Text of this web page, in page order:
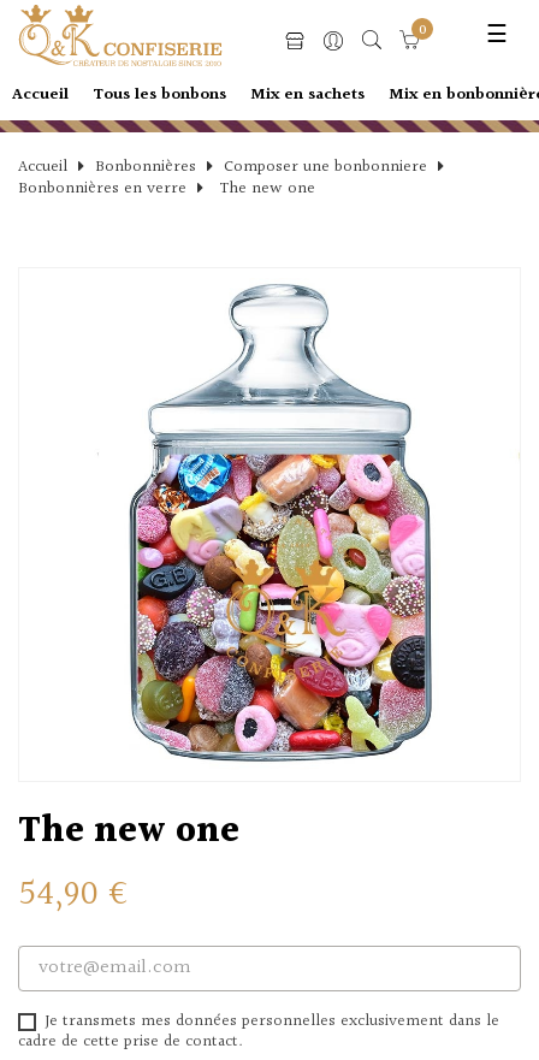
☰
0
Accueil Tous les bonbons Mix en sachets Mix en
Accueil Bonbonnières
Composer une bonbonniere
Bonbonnières en verre
The new one
The new one
54,90 €
Je transmets mes données personnelles exclusivement dans le
cadre de cette prise de contact.